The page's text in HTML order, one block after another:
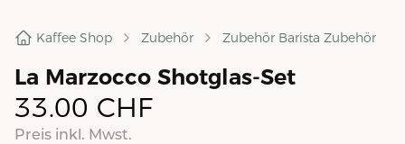
Kaffee Shop Zubehör Zubehör Barista Zubehör
La Marzocco Shotglas-Set
33.00 CHF
Preis inkl. Mwst.